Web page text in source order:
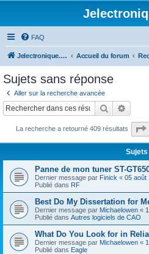
FAQ
Jelectronique.com Accueil du forum
Sujets sans réponse
Aller sur la recherche avancée
Rechercher
La recherche a retourné 409 résultats
Sujets
Panne de mon tuner ST-
Dernier message par Finick « 05 août
Publié dans RF
Best Do My Dissertation for
Dernier message par Michaelowen «
Publié dans Autres logiciels de CAO
What Do You Look for in
Dernier message par Michaelowen «
Publié dans Eagle